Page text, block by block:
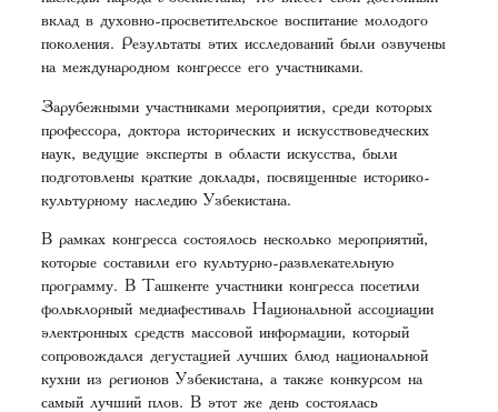
вклад в духовно-просветительское воспитание молодого
поколения. Результаты этих исследований были озвучены
на международном конгрессе его участниками.
Зарубежными участниками мероприятия, среди которых
профессора, доктора исторических и искусствоведческих
наук, ведущие эксперты в области искусства, были
подготовлены краткие доклады, посвященные историко-
культурному наследию Узбекистана.
В рамках конгресса состоялось несколько мероприятий,
которые составили его культурно-развлекательную
программу. В Ташкенте участники конгресса посетили
фольклорный медиафестиваль Национальной ассоциации
электронных средств массовой информации, который
сопровождался дегустацией лучших блюд национальной
кухни из регионов Узбекистана, а также конкурсом на
самый лучший плов. В этот же день состоялась